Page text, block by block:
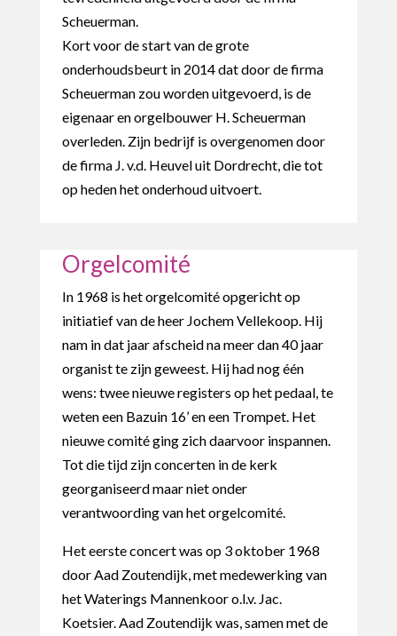
Scheuerman.
Kort voor de start van de grote
onderhoudsbeurt in 2014 dat door de firma
Scheuerman zou worden uitgevoerd, is de
eigenaar en orgelbouwer H. Scheuerman
overleden. Zijn bedrijf is overgenomen door
de firma J. v.d. Heuvel uit Dordrecht, die tot
op heden het onderhoud uitvoert.
Orgelcomité
In 1968 is het orgelcomité opgericht op
initiatief van de heer Jochem Vellekoop. Hij
nam in dat jaar afscheid na meer dan 40 jaar
organist te zijn geweest. Hij had nog één
wens: twee nieuwe registers op het pedaal, te
weten een Bazuin 16’ en een Trompet. Het
nieuwe comité ging zich daarvoor inspannen.
Tot die tijd zijn concerten in de kerk
georganiseerd maar niet onder
verantwoording van het orgelcomité.
Het eerste concert was op 3 oktober 1968
door Aad Zoutendijk, met medewerking van
het Waterings Mannenkoor o.l.v. Jac.
Koetsier. Aad Zoutendijk was, samen met de